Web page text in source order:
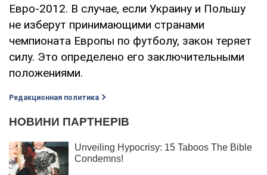
Евро-2012. В случае, если Украину и Польшу
не изберут принимающими странами
чемпионата Европы по футболу, закон теряет
силу. Это определено его заключительными
положениями.
Редакционная политика